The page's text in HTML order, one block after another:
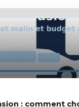
: comment